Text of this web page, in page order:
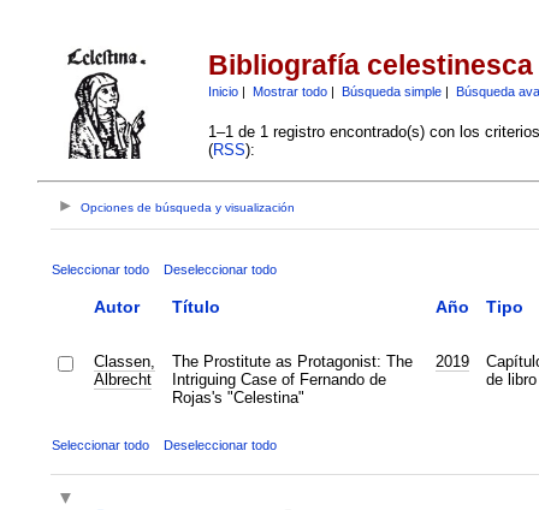
Bibliografía celestinesca
Inicio| Mostrar todo| Búsqueda simple| Búsqueda
1–1 de 1 registro encontrado(s) con los
(RSS):
Opciones de búsqueda y visualización
Seleccionar todo Deseleccionar todo
Autor Título Año Tipo
Classen,
Albrecht
The Prostitute as Protagonist: The
Intriguing Case of Fernando de
Rojas's "Celestina"
2019
de libro
Seleccionar todo Deseleccionar todo